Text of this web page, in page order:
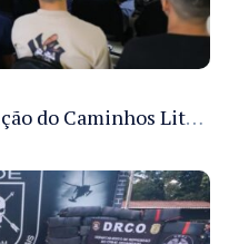
Sejusc participa da 5ª edição do Caminhos Literários com foco na cultura hip-hop nas unidades socioeducativas